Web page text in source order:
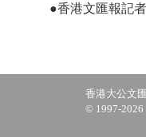
●香港文匯報記者
香港大公文
© 1997-2026